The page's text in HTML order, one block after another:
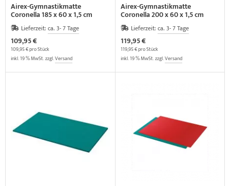
Airex-Gymnastikmatte
Coronella 185 x 60 x 1,5 cm
Lieferzeit: ca. 3- 7 Tage
109,95 €
109,95 € pro Stück
inkl. 19 % MwSt. zzgl.Versand
Airex-Gymnastikmatte
Coronella 200 x 60 x 1,5 cm
Lieferzeit: ca. 3- 7 Tage
119,95 €
119,95 € pro Stück
inkl. 19 % MwSt. zzgl.Versand